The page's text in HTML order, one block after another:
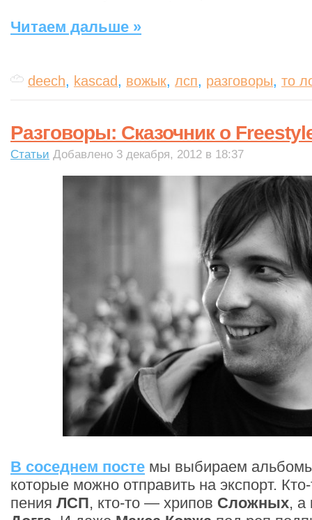
Читаем дальше »
deech, kascad, вожык, лсп, разговоры, то
Разговоры: Сказочник о
Статьи Добавлено 3 декабря, 2012 в 18:37
В соседнем посте мы выбираем альбомы
которые можно отправить на экспорт.
пения ЛСП, кто-то — хрипов Сложных, а